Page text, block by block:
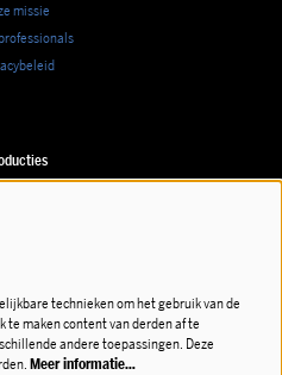
missie
ons
technieken om het gebruik van de
maken content van derden af te
andere toepassingen. Deze
Meer informatie…